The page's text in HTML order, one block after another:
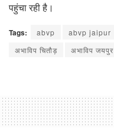
पहुंचा रही है।
Tags: abvp abvp jaipur
अभाविप चितौड़
अभाविप जयपुर